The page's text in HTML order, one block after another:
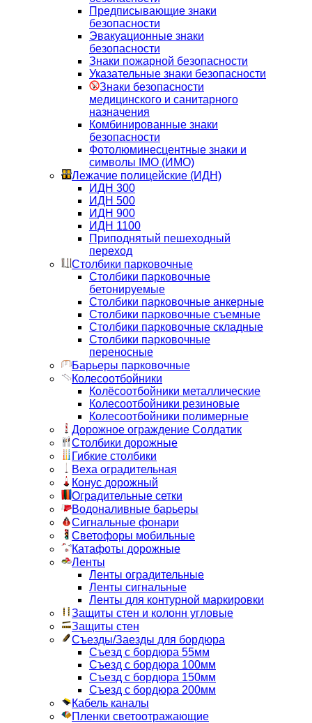
Предписывающие знаки
безопасности
Эвакуационные знаки
безопасности
Знаки пожарной безопасности
Указательные знаки безопасности
Знаки безопасности
медицинского и санитарного
назначения
Комбинированные знаки
безопасности
Фотолюминесцентные знаки и
символы IMO (ИМО)
Лежачие полицейские (ИДН)
ИДН 300
ИДН 500
ИДН 900
ИДН 1100
Приподнятый пешеходный
переход
Столбики парковочные
Столбики парковочные
бетонируемые
Столбики парковочные анкерные
Столбики парковочные съемные
Столбики парковочные складные
Столбики парковочные
переносные
Барьеры парковочные
Колесоотбойники
Колёсоотбойники металлические
Колесоотбойники резиновые
Колесоотбойники полимерные
Дорожное ограждение Солдатик
Столбики дорожные
Гибкие столбики
Веха оградительная
Конус дорожный
Оградительные сетки
Водоналивные барьеры
Сигнальные фонари
Светофоры мобильные
Катафоты дорожные
Ленты
Ленты оградительные
Ленты сигнальные
Ленты для контурной маркировки
Защиты стен и колонн угловые
Защиты стен
Съезды/Заезды для бордюра
Съезд с бордюра 55мм
Съезд с бордюра 100мм
Съезд с бордюра 150мм
Съезд с бордюра 200мм
Кабель каналы
Пленки светоотражающие